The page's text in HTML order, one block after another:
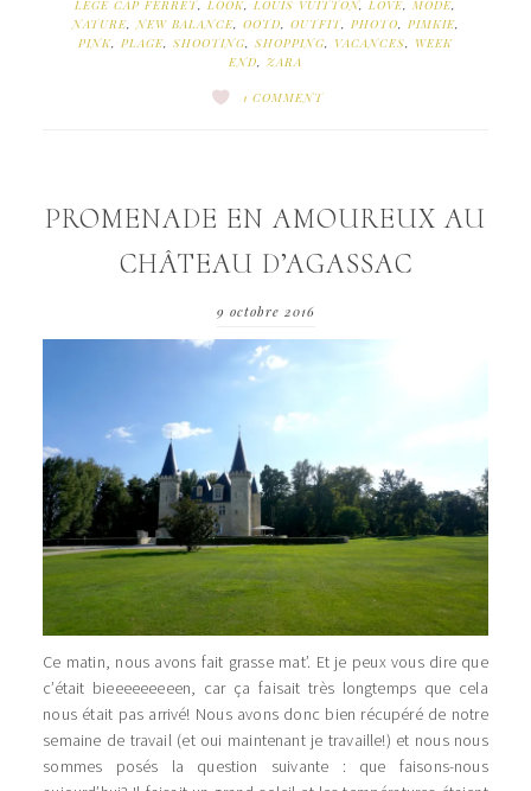
LEGE CAP FERRET LOOK LOUIS VUITTON, LOVE MODE
NATURE, NEW BALANCE, OOTD OUTFIT, PHOTO PIMKIE,
PINK
PLAGE SHOOTING SHOPPING VACANCES
WEEK
END
ZARA
1 COMMENT
PROMENADE EN AMOUREUX AU
CHÂTEAU D’AGASSAC
9 octobre 2016
Ce matin, nous avons fait grasse mat’. Et je peux vous dire que
c’était bieeeeeeeeen, car ça faisait très longtemps que cela
nous était pas arrivé! Nous avons donc bien récupéré de notre
semaine de travail (et oui maintenant je travaille!) et nous nous
sommes posés la question suivante : que faisons-nous